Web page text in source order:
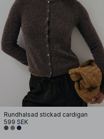
Rundhalsad stickad cardigan
599 SEK